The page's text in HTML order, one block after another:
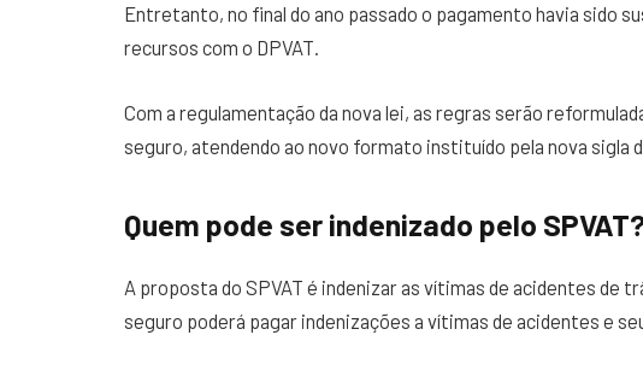
Entretanto, no final do ano passado o pagamento havia sido
recursos com o DPVAT.
Com a regulamentação da nova lei, as regras serão
seguro, atendendo ao novo formato instituído pela nova sigla
Quem pode ser indenizado pelo
A proposta do SPVAT é indenizar as vítimas de acidentes de
seguro poderá pagar indenizações a vítimas de acidentes e